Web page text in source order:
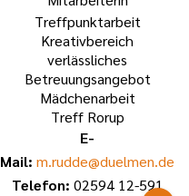
Treffpunktarbeit
Kreativbereich
verlässliches
Betreuungsangebot
Mädchenarbeit
Treff Rorup
E-
Mail: m.rudde@duelmen.de
Telefon: 02594 12-591